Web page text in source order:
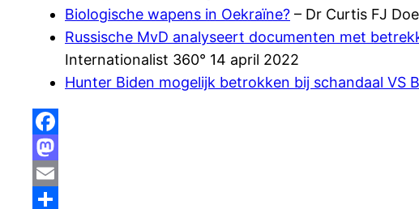
Biologische wapens in Oekraïne? – Dr Curtis FJ
Russische MvD analyseert documenten met
Internationalist 360° 14 april 2022
Hunter Biden mogelijk betrokken bij schandaal VS
Facebook
Mastodon
Email